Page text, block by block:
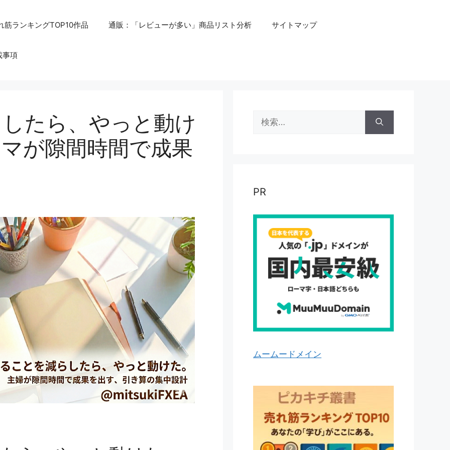
筋ランキングTOP10作品 通販：「レビューが多い」商品リスト分析 サイトマップ
事項
たら、やっと動け
が隙間時間で成果
索:
PR
ムームードメイン